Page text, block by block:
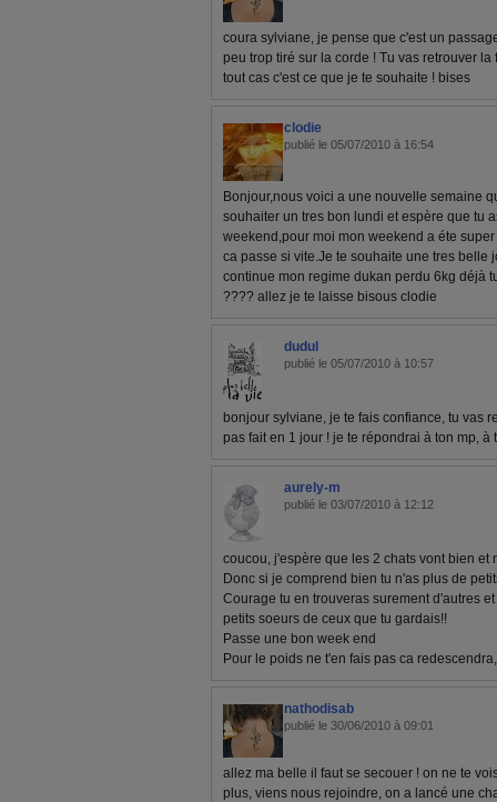
coura sylviane, je pense que c'est un
peu trop tiré sur la corde ! Tu vas retrouver
tout cas c'est ce que je te souhaite ! bises
clodie
publié le 05/07/2010 à 16:54
Bonjour,nous voici a une nouvelle semaine
souhaiter un tres bon lundi et espère que tu
weekend,pour moi mon weekend a éte
ca passe si vite.Je te souhaite une tres belle
continue mon regime dukan perdu 6kg déjà
???? allez je te laisse bisous clodie
dudul
publié le 05/07/2010 à 10:57
bonjour sylviane, je te fais confiance, tu vas
pas fait en 1 jour ! je te répondrai à ton mp, à
aurely-m
publié le 03/07/2010 à 12:12
coucou, j'espère que les 2 chats vont bien et
Donc si je comprend bien tu n'as plus de
Courage tu en trouveras surement d'autres
petits soeurs de ceux que tu gardais!!
Passe une bon week end
Pour le poids ne t'en fais pas ca
nathodisab
publié le 30/06/2010 à 09:01
allez ma belle il faut se secouer ! on ne te
plus, viens nous rejoindre, on a lancé une